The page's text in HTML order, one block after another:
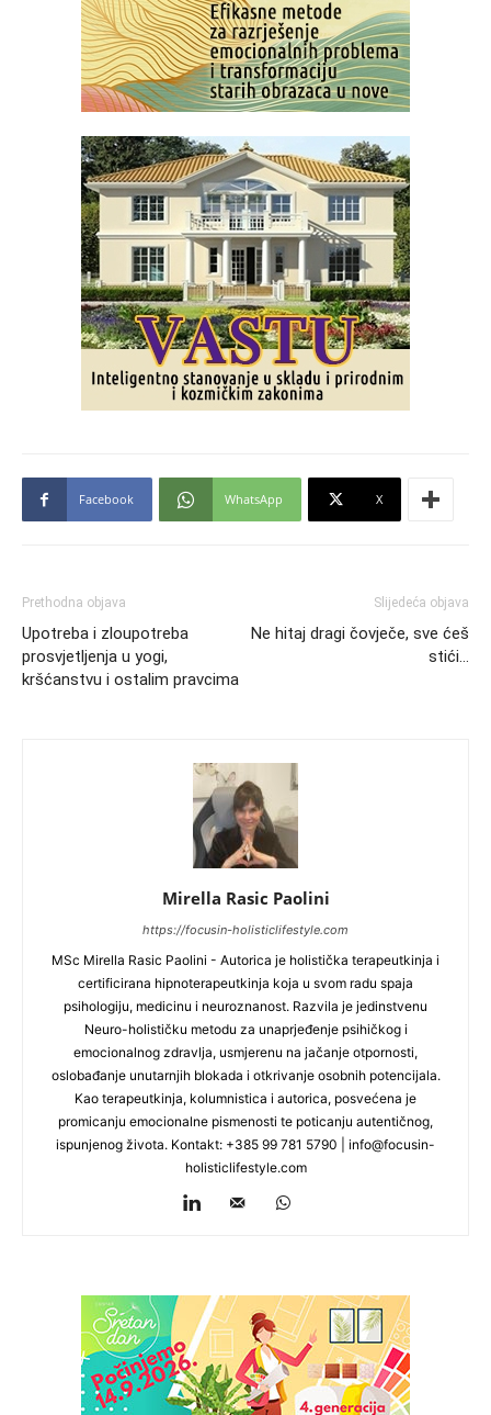
Facebook WhatsApp X
Prethodna objava
Upotreba i zloupotreba
prosvjetljenja u yogi,
kršćanstvu i ostalim pravcima
Slijedeća objava
Ne hitaj dragi čovječe, sve ćeš
stići…
Mirella Rasic Paolini
https://focusin-holisticlifestyle.com
MSc Mirella Rasic Paolini - Autorica je holistička terapeutkinja i
certificirana hipnoterapeutkinja koja u svom radu spaja
psihologiju, medicinu i neuroznanost. Razvila je jedinstvenu
Neuro-holističku metodu za unaprjeđenje psihičkog i
emocionalnog zdravlja, usmjerenu na jačanje otpornosti,
oslobađanje unutarnjih blokada i otkrivanje osobnih potencijala.
Kao terapeutkinja, kolumnistica i autorica, posvećena je
promicanju emocionalne pismenosti te poticanju autentičnog,
ispunjenog života. Kontakt: +385 99 781 5790 | info@focusin-
holisticlifestyle.com